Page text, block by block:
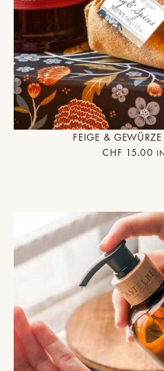
FEIGE &
CHF 15.00